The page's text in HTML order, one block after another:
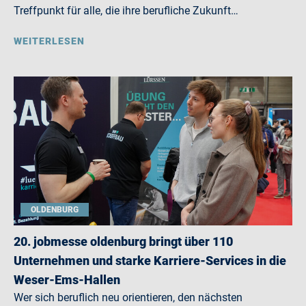
Treffpunkt für alle, die ihre berufliche Zukunft…
WEITERLESEN
OLDENBURG
20. jobmesse oldenburg bringt über 110
Unternehmen und starke Karriere-Services in die
Weser-Ems-Hallen
Wer sich beruflich neu orientieren, den nächsten